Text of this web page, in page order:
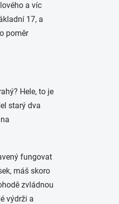
a víc
17, a
poměr
Hele, to je
starý dva
fungovat
máš skoro
zvládnou
výdrži a